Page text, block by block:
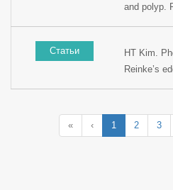
Congress,
and polyp.
Статьи
HT Kim.
Reinke’s
« ‹ 1 2 3